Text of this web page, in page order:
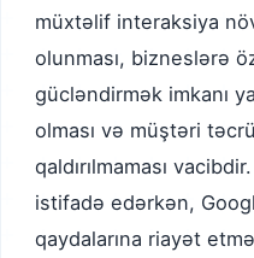
müxtəlif interaksiya
olunması, bizneslərə
gücləndirmək imkanı
olması və müştəri
qaldırılmaması
istifadə edərkən,
qaydalarına riayət